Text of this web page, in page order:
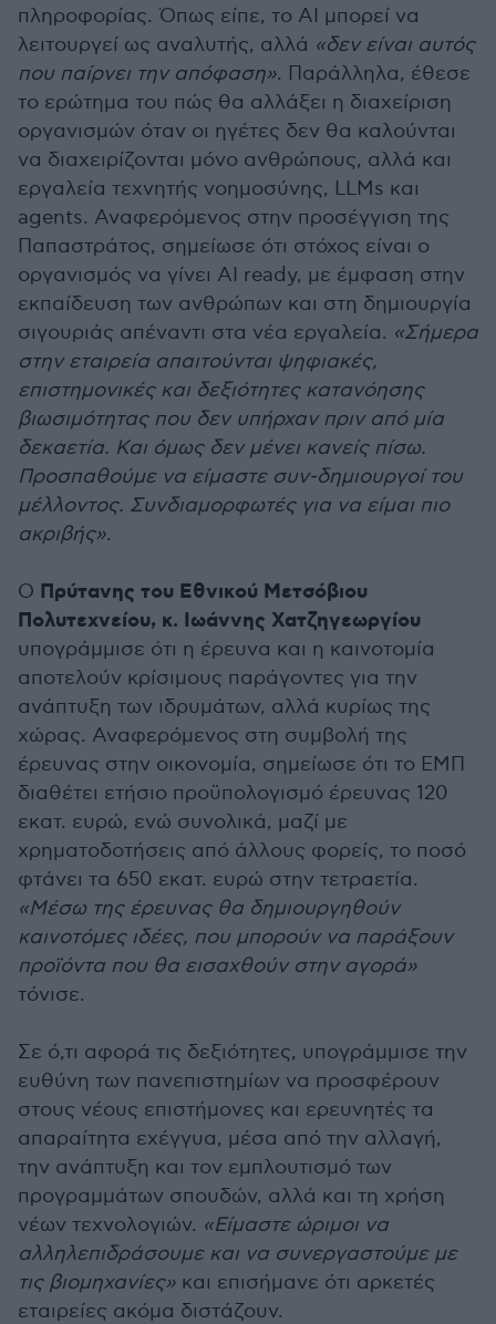
πληροφορίας. Όπως είπε, το AI μπορεί να
λειτουργεί ως αναλυτής, αλλά «δεν είναι αυτός
που παίρνει την απόφαση». Παράλληλα, έθεσε
το ερώτημα του πώς θα αλλάξει η διαχείριση
οργανισμών όταν οι ηγέτες δεν θα καλούνται
να διαχειρίζονται μόνο ανθρώπους, αλλά και
εργαλεία τεχνητής νοημοσύνης, LLMs και
agents. Αναφερόμενος στην προσέγγιση της
Παπαστράτος, σημείωσε ότι στόχος είναι ο
οργανισμός να γίνει AI ready, με έμφαση στην
εκπαίδευση των ανθρώπων και στη δημιουργία
σιγουριάς απέναντι στα νέα εργαλεία. «Σήμερα
στην εταιρεία απαιτούνται ψηφιακές,
επιστημονικές και δεξιότητες κατανόησης
βιωσιμότητας που δεν υπήρχαν πριν από μία
δεκαετία. Και όμως δεν μένει κανείς πίσω.
Προσπαθούμε να είμαστε συν-δημιουργοί του
μέλλοντος. Συνδιαμορφωτές για να είμαι πιο
ακριβής».
Ο Πρύτανης του Εθνικού Μετσόβιου
Πολυτεχνείου, κ. Ιωάννης Χατζηγεωργίου
υπογράμμισε ότι η έρευνα και η καινοτομία
αποτελούν κρίσιμους παράγοντες για την
ανάπτυξη των ιδρυμάτων, αλλά κυρίως της
χώρας. Αναφερόμενος στη συμβολή της
έρευνας στην οικονομία, σημείωσε ότι το ΕΜΠ
διαθέτει ετήσιο προϋπολογισμό έρευνας 120
εκατ. ευρώ, ενώ συνολικά, μαζί με
χρηματοδοτήσεις από άλλους φορείς, το ποσό
φτάνει τα 650 εκατ. ευρώ στην τετραετία.
«Μέσω της έρευνας θα δημιουργηθούν
καινοτόμες ιδέες, που μπορούν να παράξουν
προϊόντα που θα εισαχθούν στην αγορά»
τόνισε.
Σε ό,τι αφορά τις δεξιότητες, υπογράμμισε την
ευθύνη των πανεπιστημίων να προσφέρουν
στους νέους επιστήμονες και ερευνητές τα
απαραίτητα εχέγγυα, μέσα από την αλλαγή,
την ανάπτυξη και τον εμπλουτισμό των
προγραμμάτων σπουδών, αλλά και τη χρήση
νέων τεχνολογιών. «Είμαστε ώριμοι να
αλληλεπιδράσουμε και να συνεργαστούμε με
τις βιομηχανίες» και επισήμανε ότι αρκετές
εταιρείες ακόμα διστάζουν.